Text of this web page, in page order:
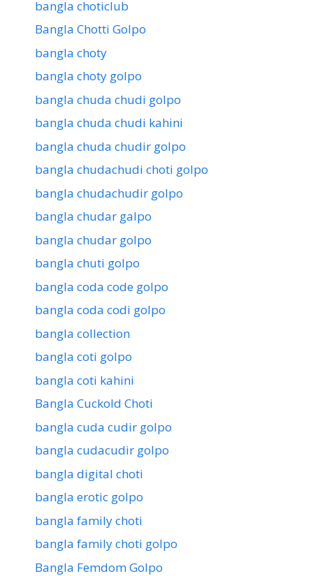
bangla choticlub
Bangla Chotti Golpo
bangla choty
bangla choty golpo
bangla chuda chudi golpo
bangla chuda chudi kahini
bangla chuda chudir golpo
bangla chudachudi choti golpo
bangla chudachudir golpo
bangla chudar galpo
bangla chudar golpo
bangla chuti golpo
bangla coda code golpo
bangla coda codi golpo
bangla collection
bangla coti golpo
bangla coti kahini
Bangla Cuckold Choti
bangla cuda cudir golpo
bangla cudacudir golpo
bangla digital choti
bangla erotic golpo
bangla family choti
bangla family choti golpo
Bangla Femdom Golpo